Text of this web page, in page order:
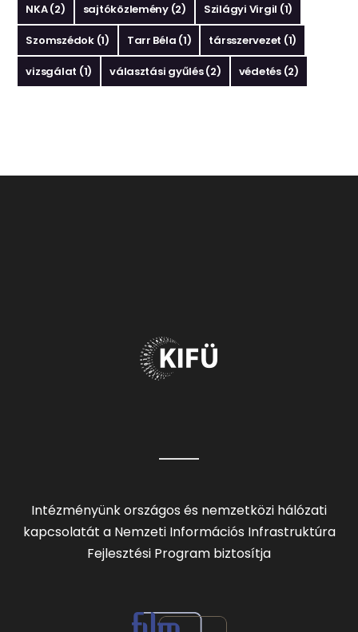
NKA(2) sajtóközlemény(2) Szilágyi Virgil (1)
Szomszédok(1) Tarr Béla (1) társszervezet (1)
vizsgálat (1) választási gyűlés(2) védetés(2)
Intézményünk országos és nemzetközi hálózati
kapcsolatát a Nemzeti Információs Infrastruktúra
Fejlesztési Program biztosítja